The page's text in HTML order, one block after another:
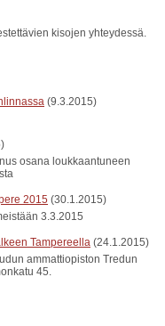
kisojen yhteydessä.
(9.3.2015)
osana loukkaantuneen
2015 (30.1.2015)
3.3.2015
Tampereella (24.1.2015)
ammattiopiston Tredun
45.